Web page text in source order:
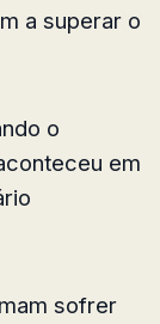
a superar o
o
em
sofrer